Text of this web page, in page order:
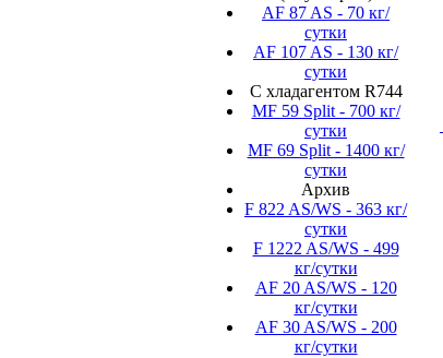
AF 87 AS - 70 кг/
сутки
AF 107 AS - 130 кг/
сутки
С хладагентом R744
MF 59 Split - 700 кг/
сутки
MF 69 Split - 1400 кг/
сутки
Архив
F 822 AS/WS - 363 кг/
сутки
F 1222 AS/WS - 499
кг/сутки
AF 20 AS/WS - 120
кг/сутки
AF 30 AS/WS - 200
кг/сутки